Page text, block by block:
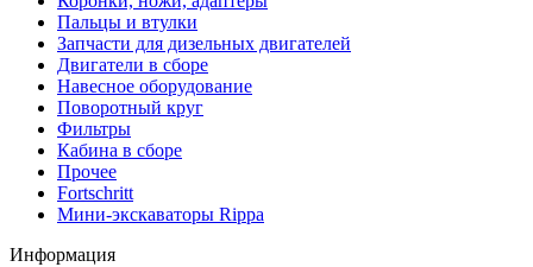
Пальцы и втулки
Запчасти для дизельных двигателей
Двигатели в сборе
Навесное оборудование
Поворотный круг
Фильтры
Кабина в сборе
Прочее
Fortschritt
Мини-экскаваторы Rippa
Информация